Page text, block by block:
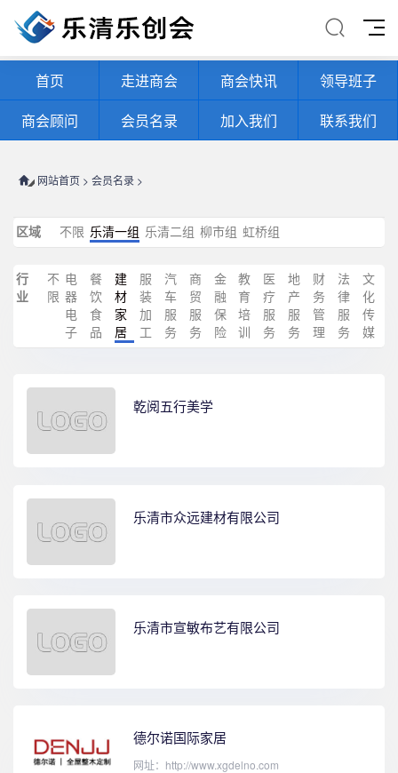
首页 走进商会 商会快讯
领导班子
商会顾问
会员名录 加入我们 联系我们
网站首页 > 会员名录 >
区域 不限 乐清一组 乐清二组 柳市组 虹桥组
行
业
不
限
电
器
电
子
餐
饮
食
品
建
材
家
居
服
装
加
工
汽
车
服
务
商
贸
服
务
金
融
保
险
教
育
培
训
医
疗
服
务
地
产
服
务
财
务
管
理
法
律
服
务
文
化
传
媒
乾阅五行美学
乐清市众远建材有限公司
乐清市宣敏布艺有限公司
德尔诺国际家居
网址：http://www.xgdelno.com